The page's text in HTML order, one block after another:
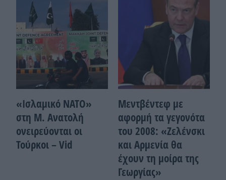
«Ισλαμικό ΝΑΤΟ»
στη Μ. Ανατολή
ονειρεύονται οι
Τούρκοι – Vid
Μεντβέντεφ με
αφορμή τα γεγονότα
του 2008: «Ζελένσκι
και Αρμενία θα
έχουν τη μοίρα της
Γεωργίας»